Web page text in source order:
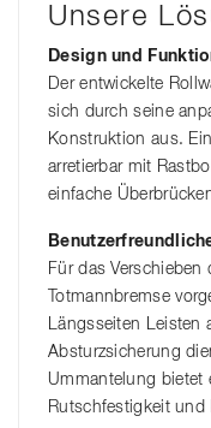
Unsere
Design und
Der entwickelte
sich durch seine
Konstruktion aus.
arretierbar mit
einfache
Für das
Totmannbremse
Längsseiten
Absturzsicherung
Ummantelung bietet
Rutschfestigkeit und